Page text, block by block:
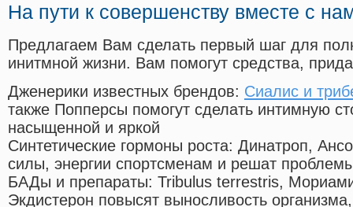
На пути к совершенству вместе с
Предлагаем Вам сделать первый шаг для
инитмной жизни. Вам помогут средства,
Дженерики известных брендов: Сиалис и
также Попперсы помогут сделать интимную
насыщенной и яркой
Синтетические гормоны роста: Динатроп,
силы, энергии спортсменам и решат
БАДы и препараты: Tribulus terrestris,
Экдистерон повысят выносливость